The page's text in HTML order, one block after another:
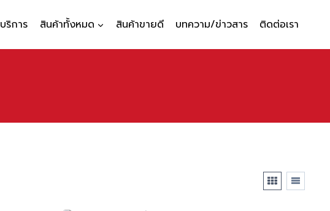
บริการ สินค้าทั้งหมด สินค้าขายดี บทความ/ข่าวสาร ติดต่อเรา